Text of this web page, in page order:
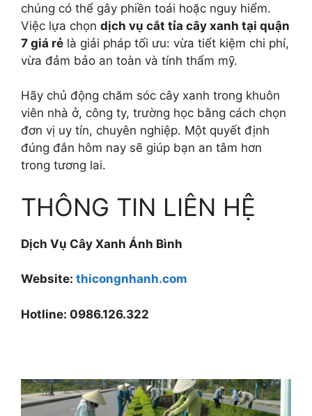
chúng có thể gây phiền toái hoặc nguy hiểm.
Việc lựa chọn dịch vụ cắt tỉa cây xanh tại quận
7 giá rẻ là giải pháp tối ưu: vừa tiết kiệm chi phí,
vừa đảm bảo an toàn và tính thẩm mỹ.
Hãy chủ động chăm sóc cây xanh trong khuôn
viên nhà ở, công ty, trường học bằng cách chọn
đơn vị uy tín, chuyên nghiệp. Một quyết định
đúng đắn hôm nay sẽ giúp bạn an tâm hơn
trong tương lai.
THÔNG TIN LIÊN HỆ
Dịch Vụ Cây Xanh Ánh Bình
Website: thicongnhanh.com
Hotline: 0986.126.322